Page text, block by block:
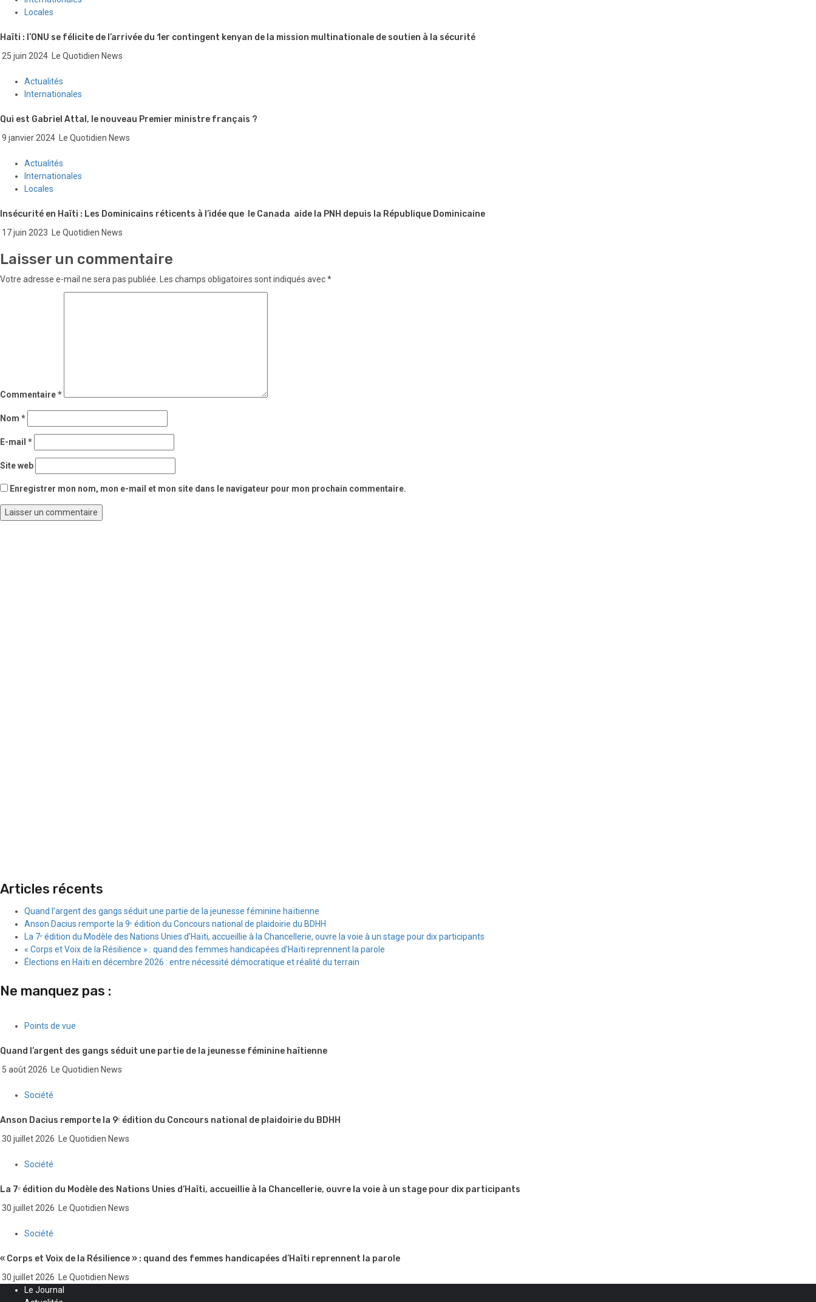
Locales
Haïti : l’ONU se félicite de l’arrivée du 1er contingent kenyan de la mission multinationale de soutien à la sécurité
25 juin 2024 Le Quotidien News
Actualités
Internationales
Qui est Gabriel Attal, le nouveau Premier ministre français ?
9 janvier 2024 Le Quotidien News
Actualités
Internationales
Locales
Insécurité en Haïti : Les Dominicains réticents à l’idée que le Canada aide la PNH depuis la République Dominicaine
17 juin 2023 Le Quotidien News
Laisser un commentaire
Votre adresse e-mail ne sera pas publiée. Les champs obligatoires sont indiqués avec*
Commentaire*
Nom *
E-mail *
Site web
Enregistrer mon nom, mon e-mail et mon site dans le navigateur pour mon prochain commentaire.
Articles récents
Quand l’argent des gangs séduit une partie de la jeunesse féminine haïtienne
Anson Dacius remporte la 9ᵉ édition du Concours national de plaidoirie du BDHH
La 7ᵉ édition du Modèle des Nations Unies d’Haïti, accueillie à la Chancellerie, ouvre la voie à un stage pour dix participants
« Corps et Voix de la Résilience » : quand des femmes handicapées d’Haïti reprennent la parole
Élections en Haïti en décembre 2026 : entre nécessité démocratique et réalité du terrain
Ne manquez pas :
Points de vue
Quand l’argent des gangs séduit une partie de la jeunesse féminine haïtienne
5 août 2026 Le Quotidien News
Société
Anson Dacius remporte la 9ᵉ édition du Concours national de plaidoirie du BDHH
30 juillet 2026 Le Quotidien News
Société
La 7ᵉ édition du Modèle des Nations Unies d’Haïti, accueillie à la Chancellerie, ouvre la voie à un stage pour dix participants
30 juillet 2026 Le Quotidien News
Société
« Corps et Voix de la Résilience » : quand des femmes handicapées d’Haïti reprennent la parole
30 juillet 2026
Le Quotidien News
Le Journal